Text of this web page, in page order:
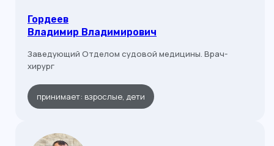
Гордеев
Владимир Владимирович
Заведующий Отделом судовой медицины. Врач-
хирург
принимает: взрослые, дети